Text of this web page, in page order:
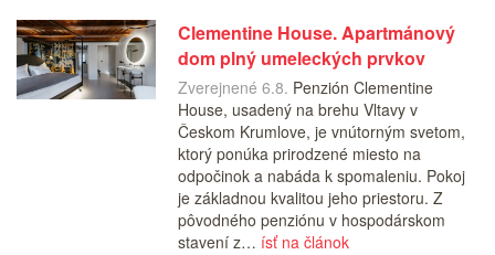
Clementine House. Apartmánový
dom plný umeleckých prvkov
Zverejnené 6.8. Penzión Clementine
House, usadený na brehu Vltavy v
Českom Krumlove, je vnútorným svetom,
ktorý ponúka prirodzené miesto na
odpočinok a nabáda k spomaleniu. Pokoj
je základnou kvalitou jeho priestoru. Z
pôvodného penziónu v hospodárskom
stavení z… ísť na článok